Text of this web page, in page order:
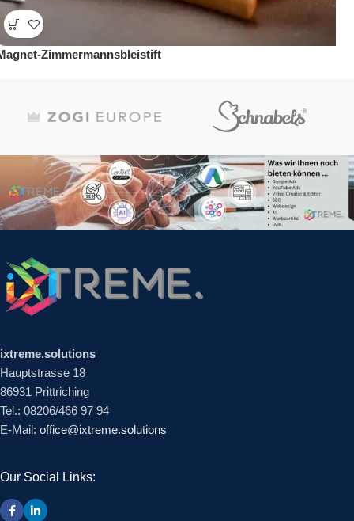
Zimmermannsbleistift
ixtreme.solutions
Hauptstrasse 18
86931 Prittriching
Tel.: 08206/466 97 94
E-Mail: office@ixtreme.solutions
Our Social Links: